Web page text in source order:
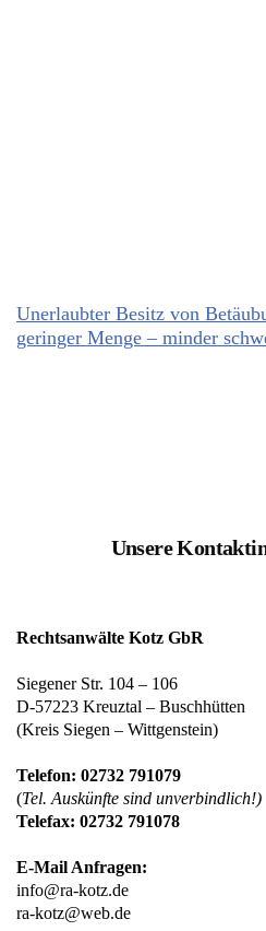
Unerlaubter Besitz von
geringer Menge – minder
Unsere
Rechtsanwälte Kotz GbR
Siegener Str. 104 – 106
D-57223 Kreuztal – Buschhütten
(Kreis Siegen – Wittgenstein)
Telefon: 02732 791079
(Tel. Auskünfte sind unverbindlich!)
Telefax: 02732 791078
E-Mail Anfragen:
info@ra-kotz.de
ra-kotz@web.de